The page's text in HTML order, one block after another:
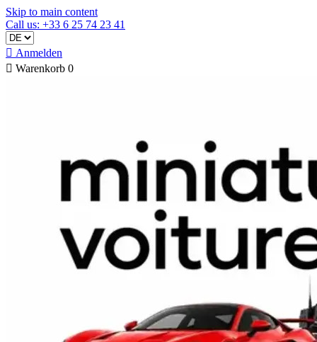
Skip to main content
Call us: +33 6 25 74 23 41
 Anmelden
 Warenkorb 0